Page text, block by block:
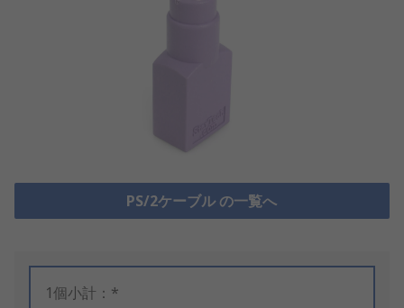
PS/2ケーブル の一覧へ
1個小計：*